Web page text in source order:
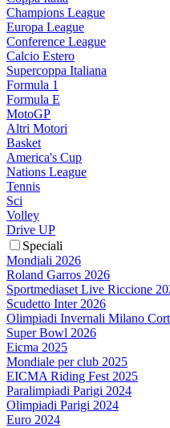
Champions League
Europa League
Conference League
Calcio Estero
Supercoppa Italiana
Formula 1
Formula E
MotoGP
Altri Motori
Basket
America's Cup
Nations League
Tennis
Sci
Volley
Drive UP
Speciali
Mondiali 2026
Roland Garros 2026
Sportmediaset Live Riccione
Scudetto Inter 2026
Olimpiadi Invernali Milano
Super Bowl 2026
Eicma 2025
Mondiale per club 2025
EICMA Riding Fest 2025
Paralimpiadi Parigi 2024
Olimpiadi Parigi 2024
Euro 2024